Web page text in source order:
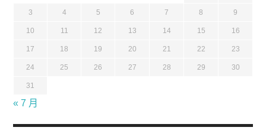
3 4 5 6 7 8 9
10 11 12 13 14 15 16
17 18 19 20 21 22 23
24 25 26 27 28 29 30
31
« 7 月